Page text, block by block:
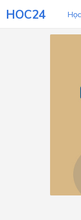
HOC24
LỚP
Lớp
Lớp 8
Lớp 7